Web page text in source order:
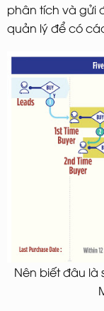
phân tích và gửi
quản lý để có
Nên biết đâu là